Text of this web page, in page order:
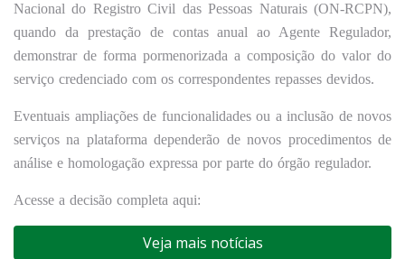
Nacional do Registro Civil das Pessoas Naturais (ON-RCPN),
quando da prestação de contas anual ao Agente Regulador,
demonstrar de forma pormenorizada a composição do valor do
serviço credenciado com os correspondentes repasses devidos.
Eventuais ampliações de funcionalidades ou a inclusão de novos
serviços na plataforma dependerão de novos procedimentos de
análise e homologação expressa por parte do órgão regulador.
Acesse a decisão completa aqui:
Veja mais notícias